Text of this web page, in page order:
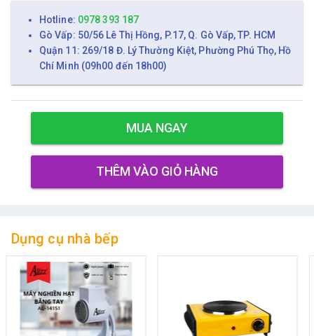
Hotline: 0978 393 187
Gò Vấp: 50/56 Lê Thị Hồng, P.17, Q. Gò Vấp, TP. HCM
Quận 11: 269/18 Đ. Lý Thường Kiệt, Phường Phú Thọ, Hồ
Chí Minh (09h00 đến 18h00)
MUA NGAY
THÊM VÀO GIỎ HÀNG
Dụng cụ nhà bếp